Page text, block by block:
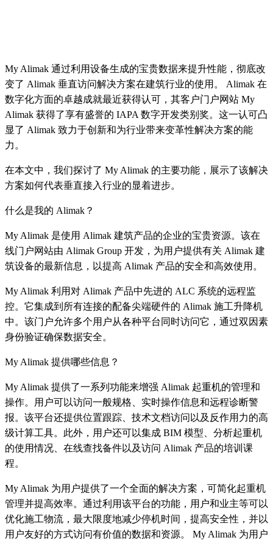
My Alimak 通过利用设备生成的宝贵数据来提升性能，彻底改
变了 Alimak 垂直访问解决方案在建筑行业的使用。 Alimak 在
数字化方面的卓越成就最近获得认可，其客户门户网站 My
Alimak 获得了享有盛誉的 IAPA 数字开发类别奖。这一认可凸
显了 Alimak 致力于创新和为行业带来变革性解决方案的能
力。
在本文中，我们探讨了 My Alimak 的主要功能，展示了该解决
方案如何代表垂直接入行业的显着进步。
什么是我的 Alimak？
My Alimak 是使用 Alimak 建筑产品的企业的宝贵资源。该在
线门户网站由 Alimak Group 开发，为用户提供有关 Alimak 建
筑设备的最新信息，以提高 Alimak 产品的安全和高效使用。
My Alimak 利用对 Alimak 产品中先进的 ALC 系统的远程监
控。它集成到所有连接的配备尖端硬件的 Alimak 施工升降机
中。该门户允许多个用户从各种平台同时访问它，通过双因素
身份验证确保数据安全。
My Alimak 提供哪些信息？
My Alimak 提供了一系列功能来增强 Alimak 起重机的管理和
操作。用户可以访问一般规格、实时操作信息和远程诊断警
报。该平台还提供位置跟踪、技术文档访问以及反作用力的高
级计算工具。此外，用户还可以集成 BIM 模型、分析起重机
的使用情况、在线查找备件以及访问 Alimak 产品的培训课
程。
My Alimak 为用户提供了一个全面的解决方案，可简化起重机
管理并提高效率。通过利用该平台的功能，用户和业主等可以
优化施工物流，最大限度地减少停机时间，提高安全性，并以
用户友好的方式访问有价值的数据和资源。 My Alimak 为用户